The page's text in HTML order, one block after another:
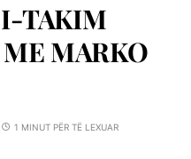
TAKIM
MARKO
1 MINUT PËR TË LEXUAR